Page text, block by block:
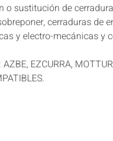
o sustitución de
cerraduras de
y electro-mecánicas y
EZCURRA,